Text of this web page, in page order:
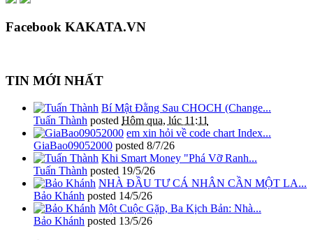
Facebook KAKATA.VN
TIN MỚI NHẤT
Bí Mật Đằng Sau CHOCH (Change...
Tuấn Thành posted Hôm qua, lúc 11:11
em xin hỏi về code chart Index...
GiaBao09052000 posted 8/7/26
Khi Smart Money "Phá Vỡ Ranh...
Tuấn Thành posted 19/5/26
NHÀ ĐẦU TƯ CÁ NHÂN CẦN MỘT LA...
Bảo Khánh posted 14/5/26
Một Cuộc Gặp, Ba Kịch Bản: Nhà...
Bảo Khánh posted 13/5/26